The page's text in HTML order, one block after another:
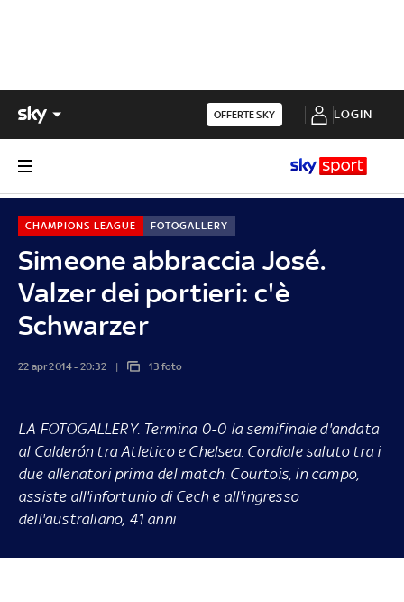
OFFERTE SKY LOGIN
Simeone abbraccia José.
Valzer dei portieri: c'è
Schwarzer
CHAMPIONS LEAGUE FOTOGALLERY
22 apr 2014 - 20:32 13 foto
LA FOTOGALLERY. Termina 0-0 la semifinale d'andata
al Calderón tra Atletico e Chelsea. Cordiale saluto tra i
due allenatori prima del match. Courtois, in campo,
assiste all'infortunio di Cech e all'ingresso
dell'australiano, 41 anni